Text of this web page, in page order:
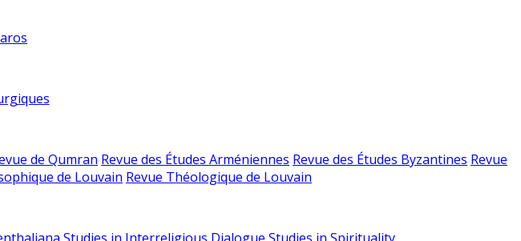
de Qumran Revue des Études Arméniennes Revue des Études Byzantines Revue
de Louvain Revue Théologique de Louvain